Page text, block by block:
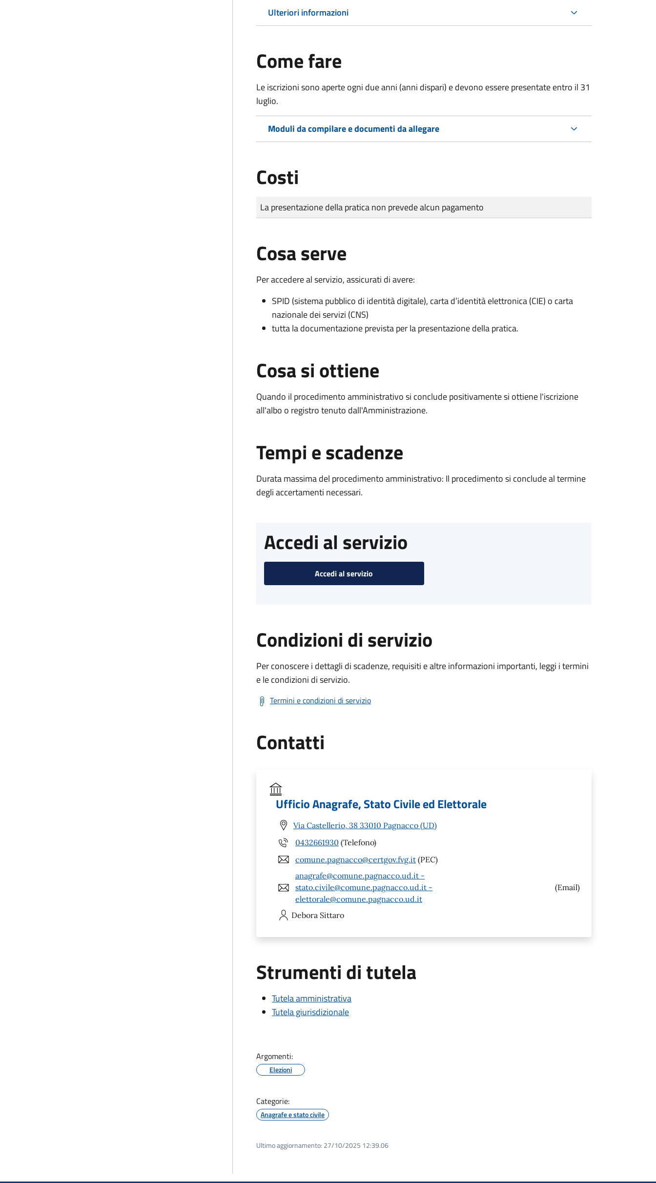
Ulteriori informazioni
Come fare
Le iscrizioni sono aperte ogni due anni (anni dispari) e devono essere presentate entro il 31
luglio.
Moduli da compilare e documenti da allegare
Costi
Tipo di pagamento
Importo
La presentazione della pratica non prevede alcun pagamento
Cosa serve
Per accedere al servizio, assicurati di avere:
SPID (sistema pubblico di identità digitale), carta d’identità elettronica (CIE) o carta
nazionale dei servizi (CNS)
tutta la documentazione prevista per la presentazione della pratica.
Cosa si ottiene
Quando il procedimento amministrativo si conclude positivamente si ottiene l'iscrizione
all'albo o registro tenuto dall'Amministrazione.
Tempi e scadenze
Durata massima del procedimento amministrativo: Il procedimento si conclude al termine
degli accertamenti necessari.
Accedi al servizio
Accedi al servizio
Condizioni di servizio
Per conoscere i dettagli di scadenze, requisiti e altre informazioni importanti, leggi i termini
e le condizioni di servizio.
Termini e condizioni di servizio
Contatti
Ufficio Anagrafe, Stato Civile ed Elettorale
Via Castellerio, 38 33010 Pagnacco (UD)
0432661930 (Telefono)
comune.pagnacco@certgov.fvg.it (PEC)
anagrafe@comune.pagnacco.ud.it -
stato.civile@comune.pagnacco.ud.it -
elettorale@comune.pagnacco.ud.it
(Email)
Debora Sittaro
Strumenti di tutela
Tutela amministrativa
Tutela giurisdizionale
Argomenti:
Elezioni
Categorie:
Anagrafe e stato civile
Ultimo aggiornamento: 27/10/2025 12:39.06